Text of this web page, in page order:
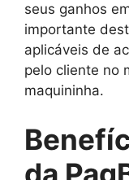
seus ganhos
importante
aplicáveis de
pelo cliente no
maquininha.
da